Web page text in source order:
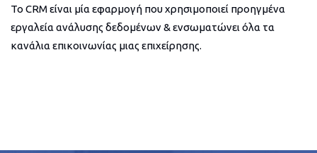
Το CRM είναι μία εφαρμογή που χρησιμοποιεί προηγμένα
εργαλεία ανάλυσης δεδομένων & ενσωματώνει όλα τα
κανάλια επικοινωνίας μιας επιχείρησης.